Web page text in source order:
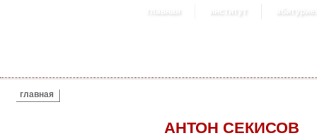
главная институт
ВЫ ЗДЕСЬ
главная
АНТОН СЕКИСОВ